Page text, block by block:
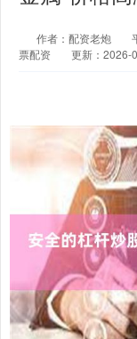
作者：配资老炮
票配资
更新：2026-